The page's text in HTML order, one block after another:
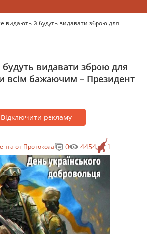
видають й будуть видавати зброю для
видавати зброю для
всім бажаючим – Президент
Відключити рекламу
от Протокола 1
0 4454